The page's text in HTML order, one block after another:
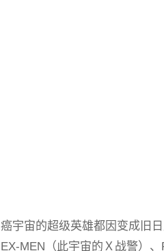
癌宇宙的超级英雄都因变成旧
EX-MEN（此宇宙的Ｘ战警）